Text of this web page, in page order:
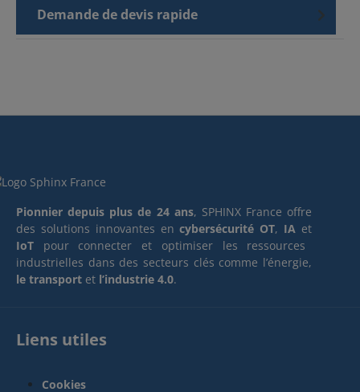
Demande de devis rapide
Pionnier depuis plus de 24 ans, SPHINX France offre
des solutions innovantes encybersécurité OT, IA et
IoT pour connecter et optimiser les ressources
industrielles dans des secteurs clés comme l’énergie,
le transport et l’industrie 4.0.
Liens utiles
Cookies